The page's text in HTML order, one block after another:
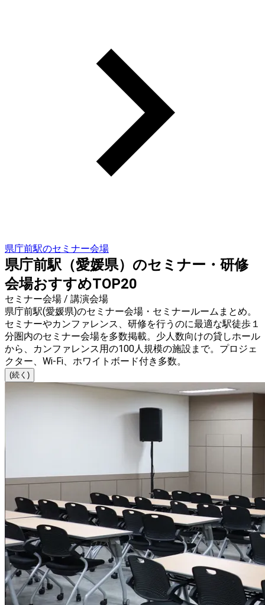
県庁前駅のセミナー会場
県庁前駅（愛媛県）のセミナー・研修
会場おすすめTOP20
セミナー会場 / 講演会場
県庁前駅(愛媛県)のセミナー会場・セミナールームまとめ。
セミナーやカンファレンス、研修を行うのに最適な駅徒歩１
分圏内のセミナー会場を多数掲載。少人数向けの貸しホール
から、カンファレンス用の100人規模の施設まで。プロジェ
クター、Wi-Fi、ホワイトボード付き多数。
(続く)